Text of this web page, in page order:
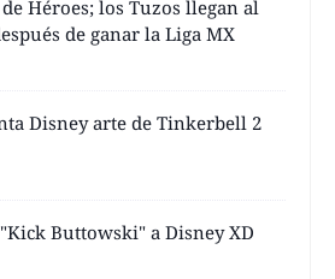
de Héroes; los Tuzos llegan al
de ganar la Liga MX
Disney arte de Tinkerbell 2
Buttowski" a Disney XD